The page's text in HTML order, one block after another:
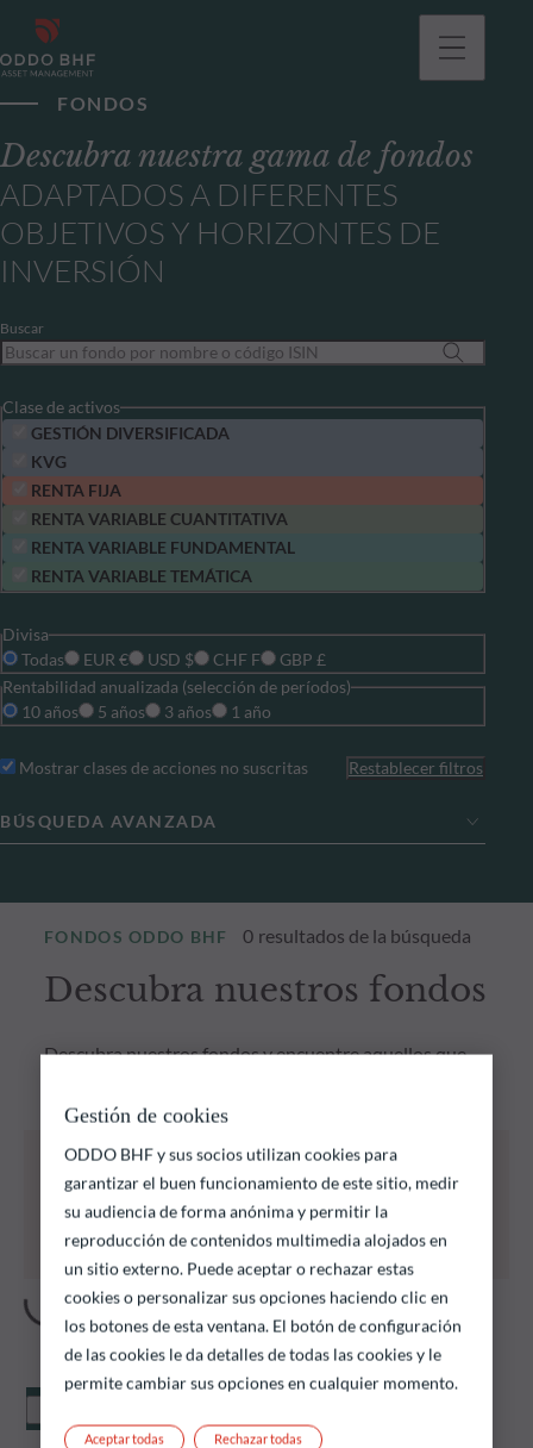
FONDOS
Descubra nuestra gama de fondos
ADAPTADOS A DIFERENTES
OBJETIVOS Y HORIZONTES DE
INVERSIÓN
Buscar
Clase de activos
GESTIÓN DIVERSIFICADA
KVG
RENTA FIJA
RENTA VARIABLE CUANTITATIVA
RENTA VARIABLE FUNDAMENTAL
RENTA VARIABLE TEMÁTICA
Divisa
Todas
EUR € USD $ CHF F
GBP £
Rentabilidad anualizada (selección de períodos)
10 años
5 años 3 años 1 año
Mostrar clases de acciones no suscritas Restablecer filtros
BÚSQUEDA AVANZADA
FONDOS ODDO BHF 0 resultados de la búsqueda
Descubra nuestros fondos
Descubra nuestros fondos y encuentre aquellos que
Todos los fondos que se enumeran a continuación
conllevan un riesgo de pérdida de capital.
Las rentabilidades pasadas no garantizan
resultados futuros y no son constantes en el
tiempo
Gestión de cookies
ODDO BHF y sus socios utilizan cookies para
garantizar el buen funcionamiento de este sitio, medir
su audiencia de forma anónima y permitir la
reproducción de contenidos multimedia alojados en
un sitio externo. Puede aceptar o rechazar estas
cookies o personalizar sus opciones haciendo clic en
los botones de esta ventana. El botón de configuración
de las cookies le da detalles de todas las cookies y le
permite cambiar sus opciones en cualquier momento.
Rechazar todas
Aceptar todas